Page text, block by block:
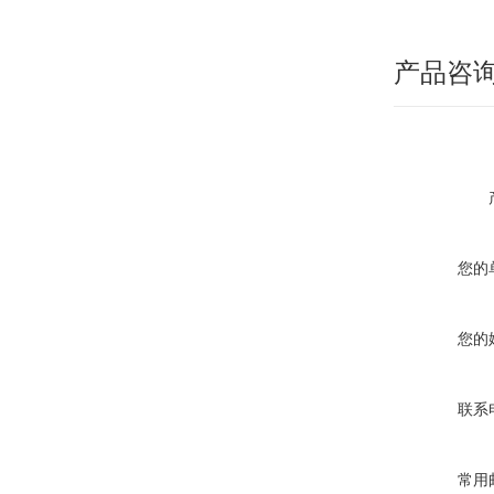
产品咨
您的
您的
联系
常用